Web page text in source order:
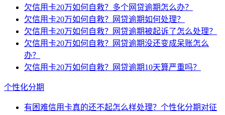
欠信用卡20万如何自救？多个网贷逾期怎么办？
欠信用卡20万如何自救？网贷逾期如何处理？
欠信用卡20万如何自救？网贷逾期被起诉了怎么处理？
欠信用卡20万如何自救？网贷逾期没还变成呆账怎么
办？
欠信用卡20万如何自救？网贷逾期10天算严重吗？
个性化分期
有困难信用卡真的还不起怎么样处理？个性化分期对征